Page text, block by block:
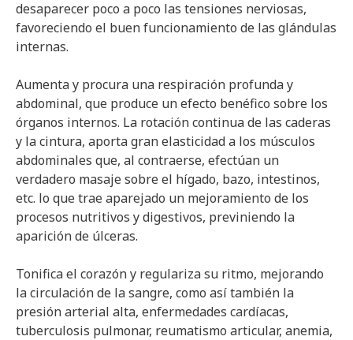
desaparecer poco a poco las tensiones nerviosas,
favoreciendo el buen funcionamiento de las glándulas
internas.
Aumenta y procura una respiración profunda y
abdominal, que produce un efecto benéfico sobre los
órganos internos. La rotación continua de las caderas
y la cintura, aporta gran elasticidad a los músculos
abdominales que, al contraerse, efectúan un
verdadero masaje sobre el hígado, bazo, intestinos,
etc. lo que trae aparejado un mejoramiento de los
procesos nutritivos y digestivos, previniendo la
aparición de úlceras.
Tonifica el corazón y regulariza su ritmo, mejorando
la circulación de la sangre, como así también la
presión arterial alta, enfermedades cardíacas,
tuberculosis pulmonar, reumatismo articular, anemia,